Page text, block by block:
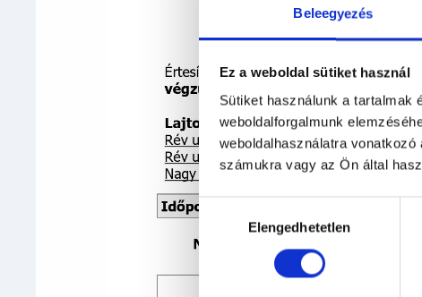
Beleegyezés
Ez a weboldal sütiket használ
Sütiket használunk a tartalmak
weboldalforgalmunk
weboldalhasználatra
számukra vagy az Ön által
Hozzájárulás
kiválasztásaElengedhetetlen